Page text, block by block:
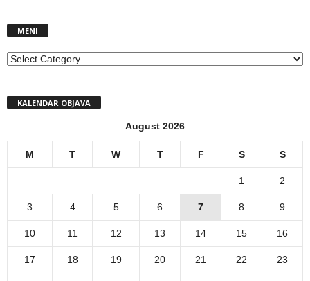
MENI
MENI
KALENDAR OBJAVA
August 2026
M T W T F S S
1 2
3 4 5 6 7 8 9
10 11 12 13 14 15 16
17 18 19 20 21 22 23